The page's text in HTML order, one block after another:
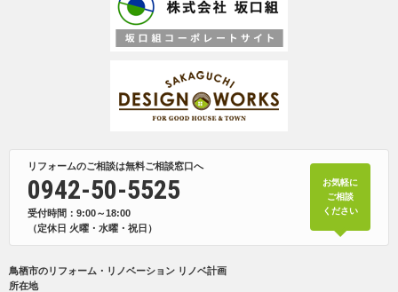
リフォームのご相談は無料ご相談窓口へ
0942-50-5525
受付時間：9:00～18:00
（定休日 火曜・水曜・祝日）
お気軽に
ご相談
ください
鳥栖市のリフォーム・リノベーション リノベ計画
所在地